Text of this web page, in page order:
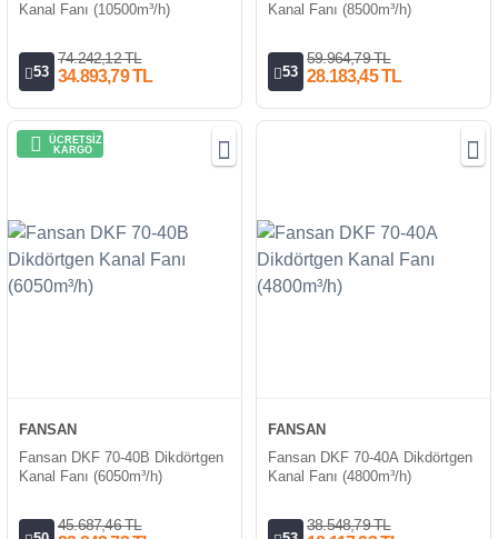
Kanal Fanı (10500m³/h)
53
74.242,12 TL
34.893,79 TL
Kanal Fanı (8500m³/h)
53
59.964,79 TL
28.183,45 TL
ÜCRETSİZ
KARGO
FANSAN
Fansan DKF 70-40B Dikdörtgen
Kanal Fanı (6050m³/h)
45.687,46 TL
FANSAN
Fansan DKF 70-40A Dikdörtgen
Kanal Fanı (4800m³/h)
38.548,79 TL